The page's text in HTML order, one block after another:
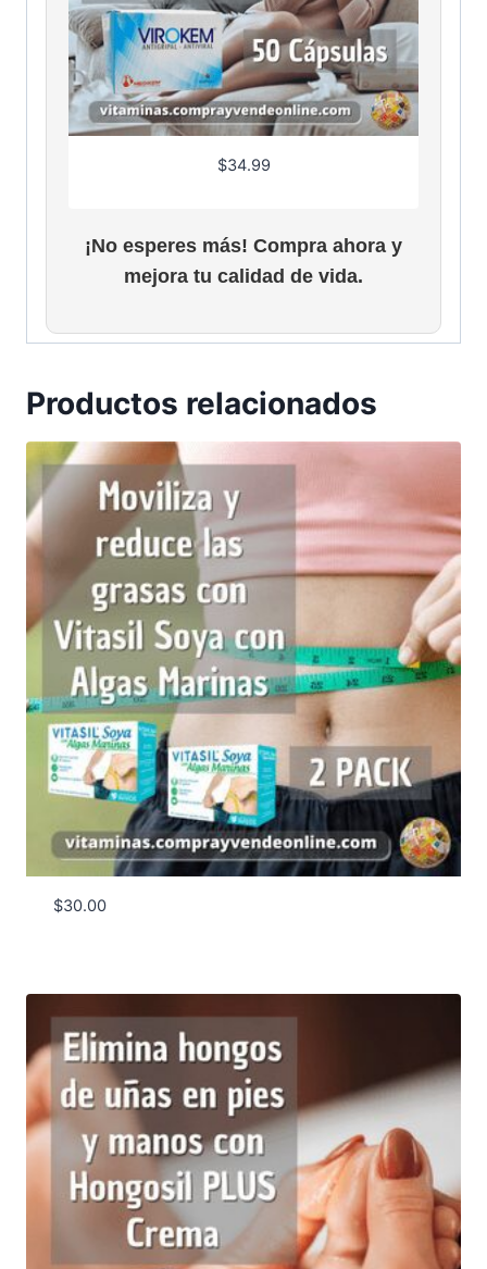
$34.99
¡No esperes más! Compra ahora y
mejora tu calidad de vida.
Productos relacionados
$30.00